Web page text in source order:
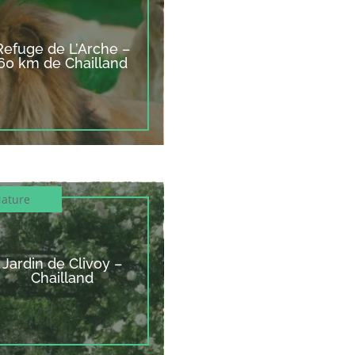
de L’Arche –
km de Chailland
Jardin de Clivoy –
Chailland